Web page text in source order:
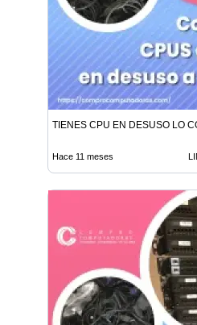
TIENES CPU EN DESUSO LO
Hace 11 meses